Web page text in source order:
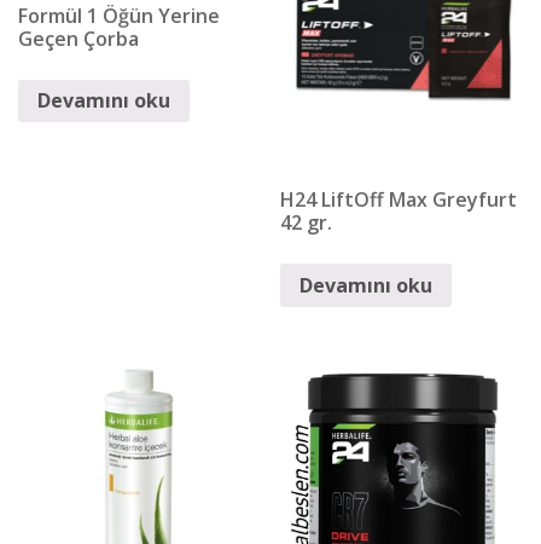
Formül 1 Öğün Yerine
Geçen Çorba
Devamını oku
H24 LiftOff Max Greyfurt
42 gr.
Devamını oku